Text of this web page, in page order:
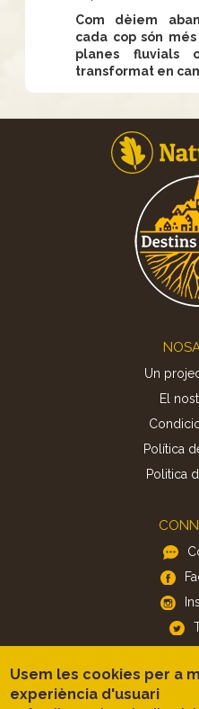
Com dèiem
cada cop són
planes fluvials
transformat en
Un
El
Política
Politica
Usem les cookies per a
experiència d'usuari